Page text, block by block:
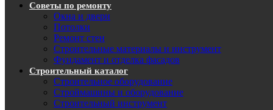
Советы по ремонту
Окна и двери
Потолки
Ремонт стен
Строительные материалы и инструмент
Фундамент и отделка фасадов
Строительный каталог
Строительное оборудование
Строймашины и оборудование
Строительный инструмент